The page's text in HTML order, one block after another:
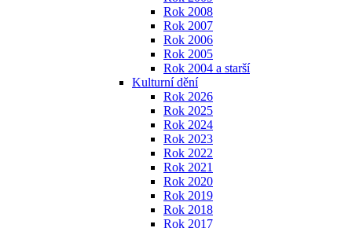
Rok 2008
Rok 2007
Rok 2006
Rok 2005
Rok 2004 a starší
Kulturní dění
Rok 2026
Rok 2025
Rok 2024
Rok 2023
Rok 2022
Rok 2021
Rok 2020
Rok 2019
Rok 2018
Rok 2017